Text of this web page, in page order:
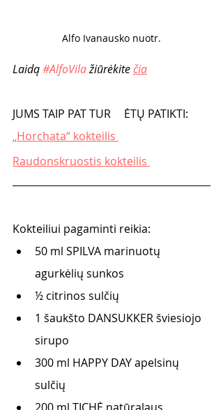
Alfo Ivanausko nuotr.
Laidą #AlfoVila žiūrėkite čia
JUMS TAIP PAT TUR	ĖTŲ PATIKTI:
„Horchata“ kokteilis
Raudonskruostis kokteilis
Kokteiliui pagaminti reikia:
50 ml SPILVA marinuotų
agurkėlių sunkos
½ citrinos sulčių
1 šaukšto DANSUKKER šviesiojo
sirupo
300 ml HAPPY DAY apelsinų
sulčių
200 ml TICHĖ natūralaus